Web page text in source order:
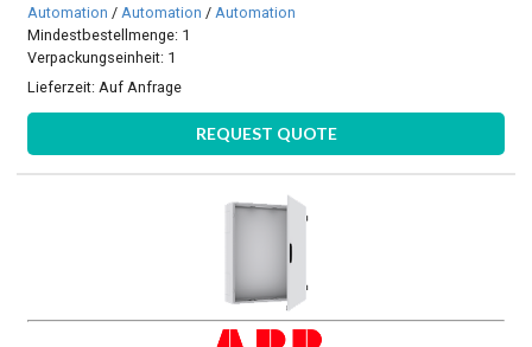
Automation / Automation / Automation
Mindestbestellmenge: 1
Verpackungseinheit: 1
Lieferzeit: Auf Anfrage
REQUEST QUOTE